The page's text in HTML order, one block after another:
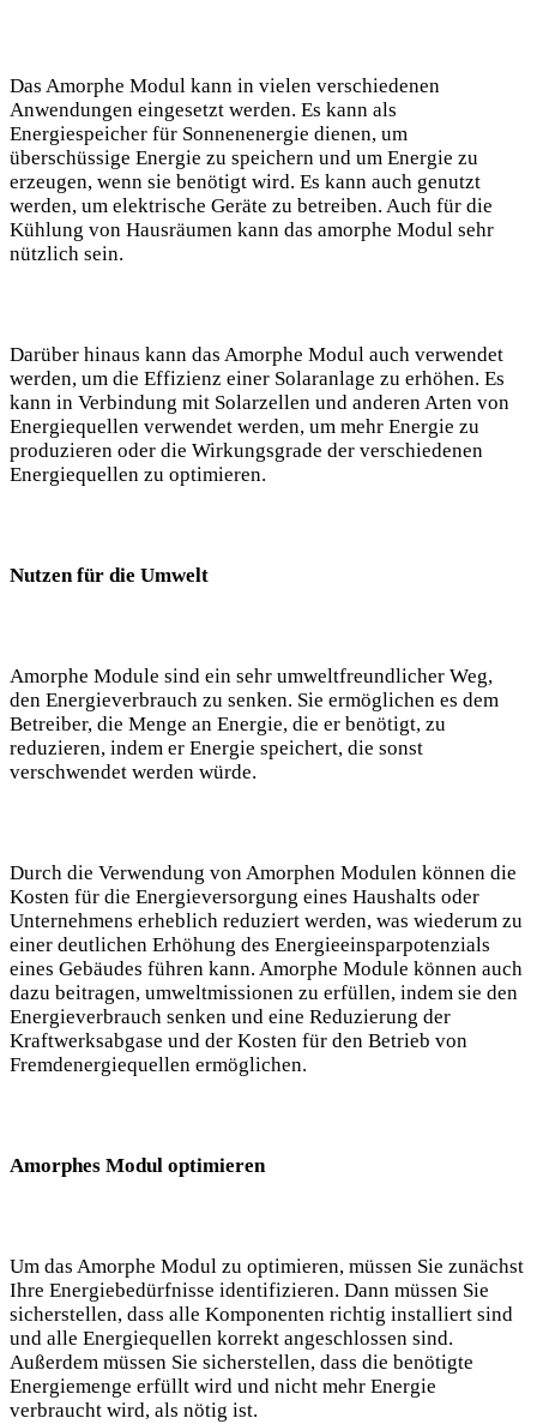
Das Amorphe Modul kann in vielen verschiedenen
Anwendungen eingesetzt werden. Es kann als
Energiespeicher für Sonnenenergie dienen, um
überschüssige Energie zu speichern und um Energie zu
erzeugen, wenn sie benötigt wird. Es kann auch genutzt
werden, um elektrische Geräte zu betreiben. Auch für die
Kühlung von Hausräumen kann das amorphe Modul sehr
nützlich sein.
Darüber hinaus kann das Amorphe Modul auch verwendet
werden, um die Effizienz einer Solaranlage zu erhöhen. Es
kann in Verbindung mit Solarzellen und anderen Arten von
Energiequellen verwendet werden, um mehr Energie zu
produzieren oder die Wirkungsgrade der verschiedenen
Energiequellen zu optimieren.
Nutzen für die Umwelt
Amorphe Module sind ein sehr umweltfreundlicher Weg,
den Energieverbrauch zu senken. Sie ermöglichen es dem
Betreiber, die Menge an Energie, die er benötigt, zu
reduzieren, indem er Energie speichert, die sonst
verschwendet werden würde.
Durch die Verwendung von Amorphen Modulen können die
Kosten für die Energieversorgung eines Haushalts oder
Unternehmens erheblich reduziert werden, was wiederum zu
einer deutlichen Erhöhung des Energieeinsparpotenzials
eines Gebäudes führen kann. Amorphe Module können auch
dazu beitragen, umweltmissionen zu erfüllen, indem sie den
Energieverbrauch senken und eine Reduzierung der
Kraftwerksabgase und der Kosten für den Betrieb von
Fremdenergiequellen ermöglichen.
Amorphes Modul optimieren
Um das Amorphe Modul zu optimieren, müssen Sie zunächst
Ihre Energiebedürfnisse identifizieren. Dann müssen Sie
sicherstellen, dass alle Komponenten richtig installiert sind
und alle Energiequellen korrekt angeschlossen sind.
Außerdem müssen Sie sicherstellen, dass die benötigte
Energiemenge erfüllt wird und nicht mehr Energie
verbraucht wird, als nötig ist.